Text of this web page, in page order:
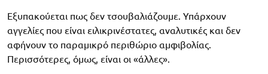
Εξυπακούεται πως δεν τσουβαλιάζουμε. Υπάρχουν
αγγελίες που είναι ειλικρινέστατες, αναλυτικές και δεν
αφήνουν το παραμικρό περιθώριο αμφιβολίας.
Περισσότερες, όμως, είναι οι «άλλες».